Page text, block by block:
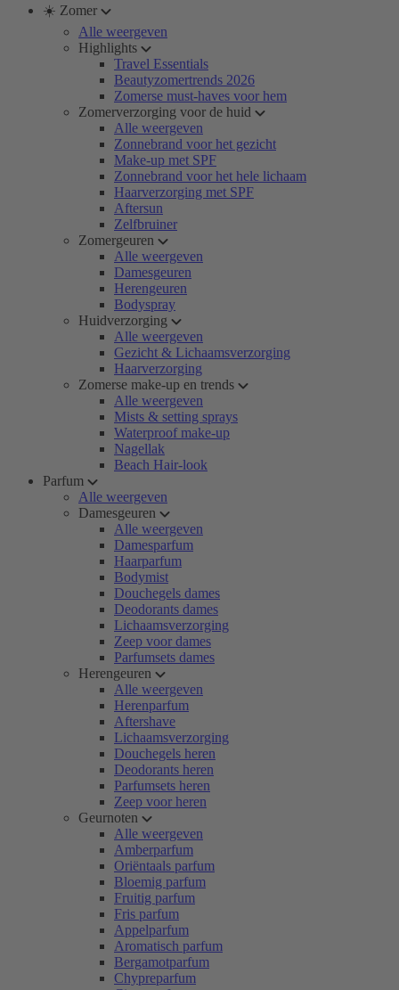
☀️ Zomer
Alle weergeven
Highlights
Travel Essentials
Beautyzomertrends 2026
Zomerse must-haves voor hem
Zomerverzorging voor de huid
Alle weergeven
Zonnebrand voor het gezicht
Make-up met SPF
Zonnebrand voor het hele lichaam
Haarverzorging met SPF
Aftersun
Zelfbruiner
Zomergeuren
Alle weergeven
Damesgeuren
Herengeuren
Bodyspray
Huidverzorging
Alle weergeven
Gezicht & Lichaamsverzorging
Haarverzorging
Zomerse make-up en trends
Alle weergeven
Mists & setting sprays
Waterproof make-up
Nagellak
Beach Hair-look
Parfum
Alle weergeven
Damesgeuren
Alle weergeven
Damesparfum
Haarparfum
Bodymist
Douchegels dames
Deodorants dames
Lichaamsverzorging
Zeep voor dames
Parfumsets dames
Herengeuren
Alle weergeven
Herenparfum
Aftershave
Lichaamsverzorging
Douchegels heren
Deodorants heren
Parfumsets heren
Zeep voor heren
Geurnoten
Alle weergeven
Amberparfum
Oriëntaals parfum
Bloemig parfum
Fruitig parfum
Fris parfum
Appelparfum
Aromatisch parfum
Bergamotparfum
Chypreparfum